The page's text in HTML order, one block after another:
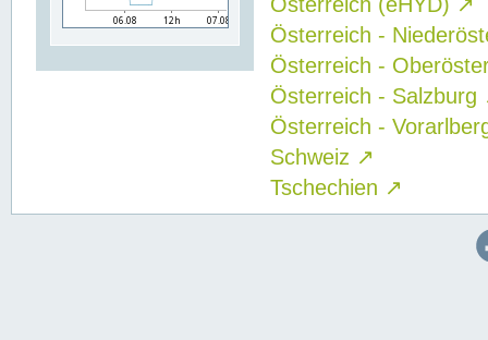
Österreich -
Österreich -
Österreich - Salzburg
Österreich -
Schweiz ↗
Tschechien ↗